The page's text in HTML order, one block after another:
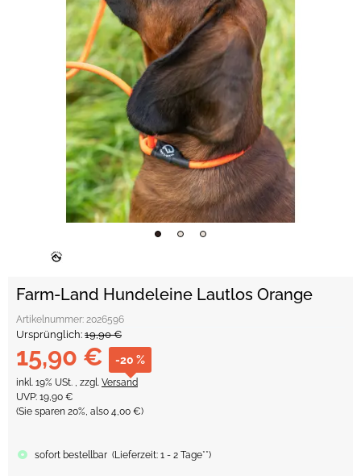
Farm-Land Hundeleine Lautlos Orange
Artikelnummer: 2026596
Ursprünglich: 19,90 €
15,90 € -20 %
inkl. 19% USt. , zzgl. Versand
UVP: 19,90 €
(Sie sparen 20%, also 4,00 €)
sofort bestellbar (Lieferzeit: 1 - 2 Tage**)